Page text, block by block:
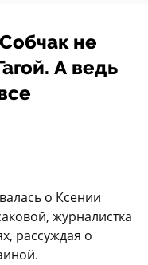
не
А ведь
о Ксении
журналистка
рассуждая о